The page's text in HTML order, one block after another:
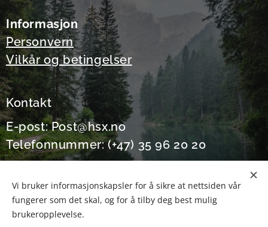
Informasjon
Personvern
Vilkår og betingelser
Kontakt
E-post: Post@hsx.no
Telefonnummer: (+47) 35 96 20 20
Informasjonskapsler
Vi bruker informasjonskapsler for å sikre at nettsiden vår
fungerer som det skal, og for å tilby deg best mulig
brukeropplevelse.